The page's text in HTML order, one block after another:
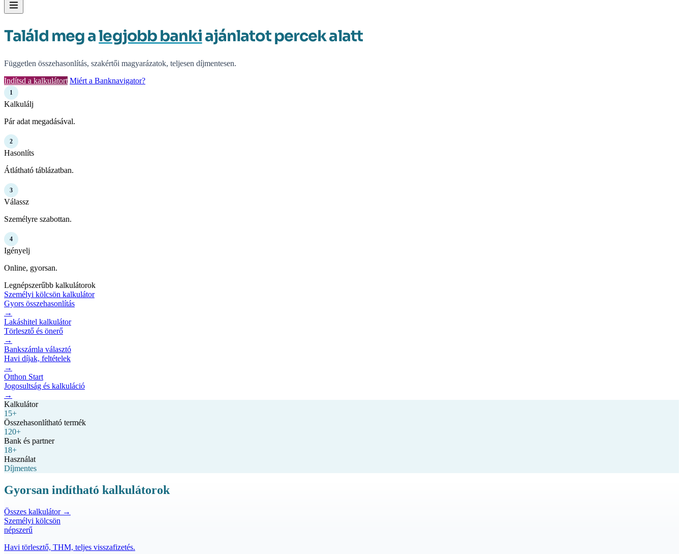
Találd meg alegjobb bankiajánlatot percek alatt
Független összehasonlítás, szakértői magyarázatok, teljesen díjmentesen.
Indítsd a kalkulátort Miért a Banknavigator?
1
Kalkulálj
Pár adat megadásával.
2
Hasonlíts
Átlátható táblázatban.
3
Válassz
Személyre szabottan.
4
Igényelj
Online, gyorsan.
Legnépszerűbb kalkulátorok
Személyi kölcsön kalkulátor
Gyors összehasonlítás
→
Lakáshitel kalkulátor
Törlesztő és önerő
→
Bankszámla választó
Havi díjak, feltételek
→
Otthon Start
Jogosultság és kalkuláció
→
Kalkulátor
15+
Összehasonlítható termék
120+
Bank és partner
18+
Használat
Díjmentes
Gyorsan indítható kalkulátorok
Összes kalkulátor →
Személyi kölcsön
népszerű
Havi törlesztő, THM, teljes visszafizetés.